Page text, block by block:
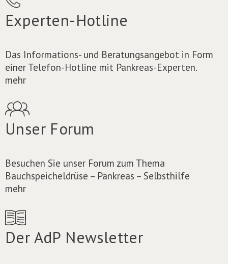
Experten-Hotline
Das Informations- und Beratungsangebot in Form
einer Telefon-Hotline mit Pankreas-Experten.
mehr
Unser Forum
Besuchen Sie unser Forum zum Thema
Bauchspeicheldrüse – Pankreas – Selbsthilfe
mehr
Der AdP Newsletter